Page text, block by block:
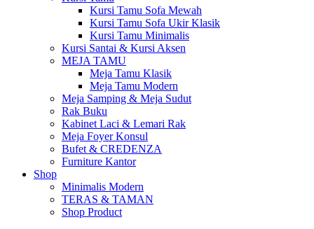
Kursi Tamu Sofa Mewah
Kursi Tamu Sofa Ukir Klasik
Kursi Tamu Minimalis
Kursi Santai & Kursi Aksen
MEJA TAMU
Meja Tamu Klasik
Meja Tamu Modern
Meja Samping & Meja Sudut
Rak Buku
Kabinet Laci & Lemari Rak
Meja Foyer Konsul
Bufet & CREDENZA
Furniture Kantor
Shop
Minimalis Modern
TERAS & TAMAN
Shop Product